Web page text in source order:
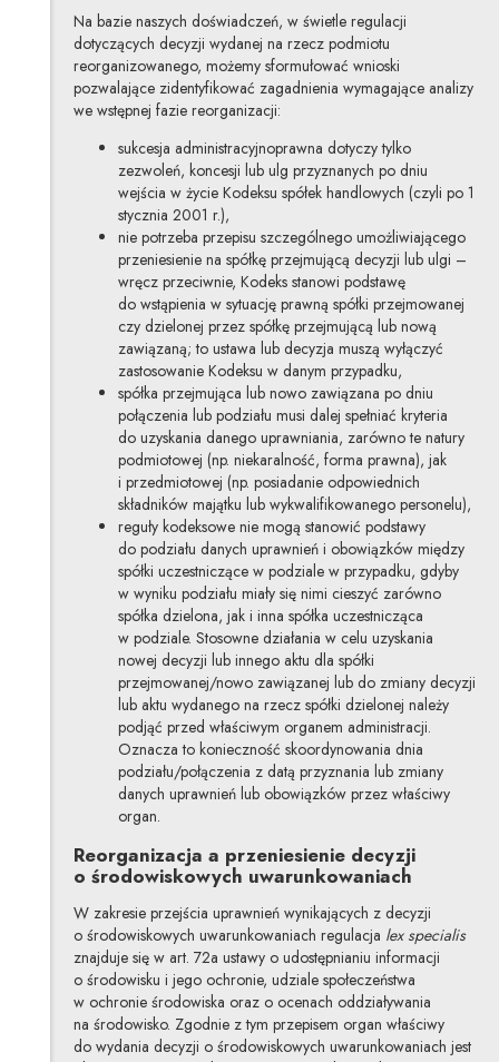
Na bazie naszych doświadczeń, w świetle regulacji
dotyczących decyzji wydanej na rzecz podmiotu
reorganizowanego, możemy sformułować wnioski
pozwalające zidentyfikować zagadnienia wymagające analizy
we wstępnej fazie reorganizacji:
sukcesja administracyjnoprawna dotyczy tylko
zezwoleń, koncesji lub ulg przyznanych po dniu
wejścia w życie Kodeksu spółek handlowych (czyli po 1
stycznia 2001 r.),
nie potrzeba przepisu szczególnego umożliwiającego
przeniesienie na spółkę przejmującą decyzji lub ulgi –
wręcz przeciwnie, Kodeks stanowi podstawę
do wstąpienia w sytuację prawną spółki przejmowanej
czy dzielonej przez spółkę przejmującą lub nową
zawiązaną; to ustawa lub decyzja muszą wyłączyć
zastosowanie Kodeksu w danym przypadku,
spółka przejmująca lub nowo zawiązana po dniu
połączenia lub podziału musi dalej spełniać kryteria
do uzyskania danego uprawniania, zarówno te natury
podmiotowej (np. niekaralność, forma prawna), jak
i przedmiotowej (np. posiadanie odpowiednich
składników majątku lub wykwalifikowanego personelu),
reguły kodeksowe nie mogą stanowić podstawy
do podziału danych uprawnień i obowiązków między
spółki uczestniczące w podziale w przypadku, gdyby
w wyniku podziału miały się nimi cieszyć zarówno
spółka dzielona, jak i inna spółka uczestnicząca
w podziale. Stosowne działania w celu uzyskania
nowej decyzji lub innego aktu dla spółki
przejmowanej/nowo zawiązanej lub do zmiany decyzji
lub aktu wydanego na rzecz spółki dzielonej należy
podjąć przed właściwym organem administracji.
Oznacza to konieczność skoordynowania dnia
podziału/połączenia z datą przyznania lub zmiany
danych uprawnień lub obowiązków przez właściwy
organ.
Reorganizacja a przeniesienie decyzji
o środowiskowych uwarunkowaniach
W zakresie przejścia uprawnień wynikających z decyzji
o środowiskowych uwarunkowaniach regulacja lex specialis
znajduje się w art. 72a ustawy o udostępnianiu informacji
o środowisku i jego ochronie, udziale społeczeństwa
w ochronie środowiska oraz o ocenach oddziaływania
na środowisko. Zgodnie z tym przepisem organ właściwy
do wydania decyzji o środowiskowych uwarunkowaniach jest